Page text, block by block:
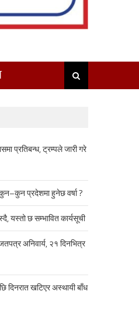
प्रतिबन्ध, ट्रम्पले जारी गरे
प्रदेशमा हुनेछ वर्षा ?
यस्तो छ सम्भावित कार्यसूची
अनिवार्य, २१ दिनभित्र
दिनरात खटिएर अस्थायी बाँध